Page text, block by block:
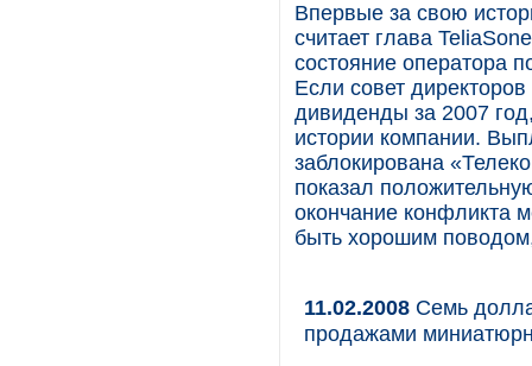
Впервые за свою
считает глава
состояние оператора
Если совет
дивиденды за 2007
истории компании.
заблокирована
показал
окончание конфликта
быть хорошим
11.02.2008 Семь
продажами